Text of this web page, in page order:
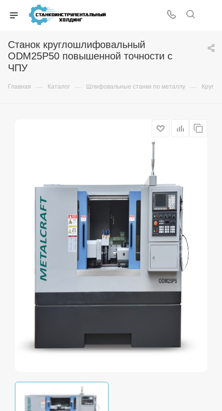
Станок круглошлифовальный
ODM25P50 повышенной точности с
ЧПУ
Главная — Каталог — Шлифовальные станки по металлу —